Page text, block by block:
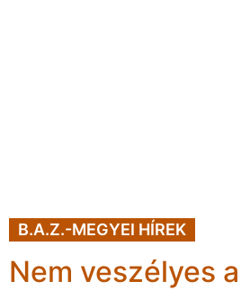
B.A.Z.-MEGYEI HÍREK
Nem veszélyes